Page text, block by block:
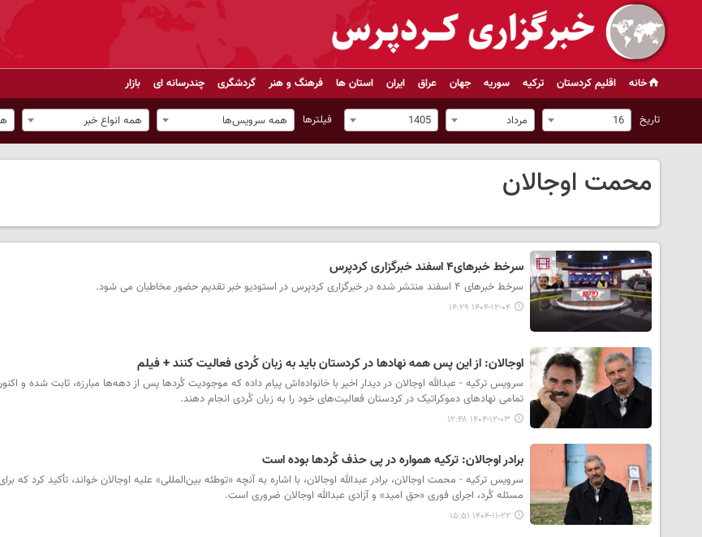
خانه اقلیم کردستان ترکیه سوریه جهان عراق ایران استان ها فرهنگ و هنر گردشگری چندرسانه ای بازار
تاریخ 16 مرداد 1405 فیلترها همه سرویس‌ها همه انواع خبر
محمت اوجالان
سرخط خبرهای۴ اسفند خبرگزاری کردپرس
سرخط خبرهای ۴ اسفند منتشر شده در خبرگزاری کردپرس در استودیو خبر تقدیم حضور مخاطبان می شود.
۱۴۰۴-۱۲-۰۴ ۱۴:۲۹
اوجالان: از این پس همه نهادها در کردستان باید به زبان کُردی فعالیت کنند + فیلم
سرویس ترکیه - عبدالله اوجالان در دیدار اخیر با خانواده‌اش پیام داده که موجودیت کُردها پس از دهه‌ها مبارزه، ثابت شده و
تمامی نهادهای دموکراتیک در کردستان فعالیت‌های خود را به زبان کُردی انجام دهند.
۱۴۰۴-۱۲-۰۳ ۱۲:۴۸
برادر اوجالان: ترکیه همواره در پی حذف کُردها بوده است
سرویس ترکیه - محمت اوجالان، برادر عبدالله اوجالان، با اشاره به آنچه «توطئه بین‌المللی» علیه اوجالان خواند، تأکید کرد که
مسئله کُرد، اجرای فوری «حق امید» و آزادی عبدالله اوجالان ضروری است.
۱۴۰۴-۱۱-۲۲ ۱۵:۵۱